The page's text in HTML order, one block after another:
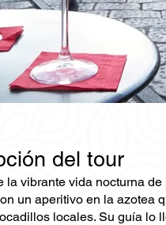
del tour
la vibrante vida nocturna
un aperitivo en la azotea
locales. Su guía lo